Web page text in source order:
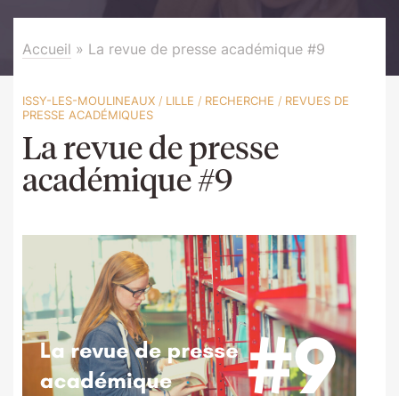
Accueil » La revue de presse académique #9
ISSY-LES-MOULINEAUX / LILLE / RECHERCHE / REVUES DE
PRESSE ACADÉMIQUES
La revue de presse
académique #9